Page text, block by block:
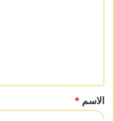
ق
*الاسم *